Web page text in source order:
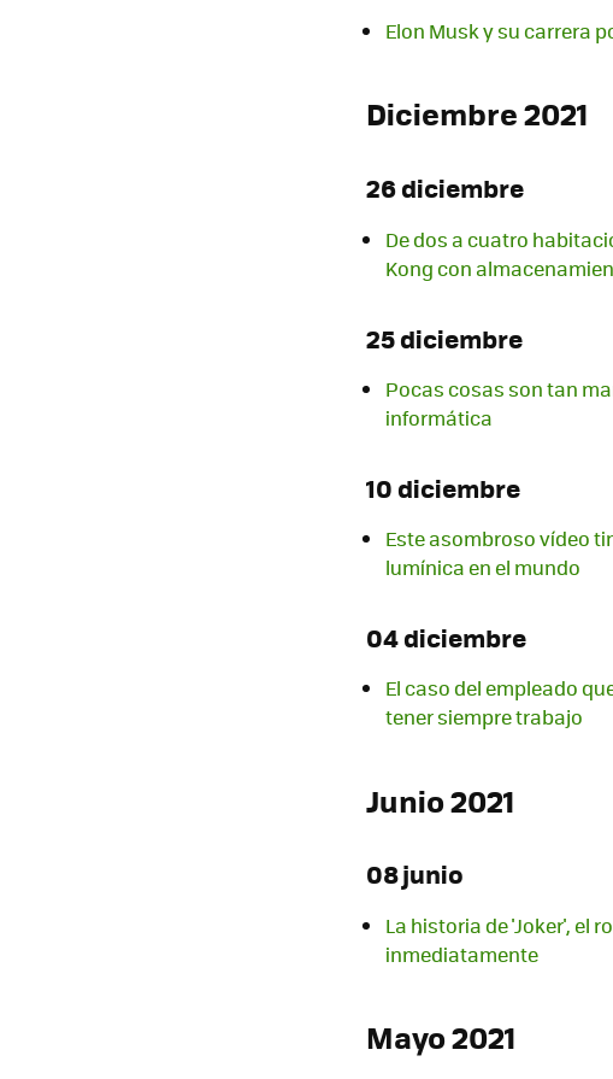
Elon Musk y su carrera
Diciembre 2021
26 diciembre
De dos a cuatro
Kong con
25 diciembre
Pocas cosas son tan
informática
10 diciembre
Este asombroso vídeo
lumínica en el mundo
04 diciembre
El caso del empleado
tener siempre trabajo
Junio 2021
08 junio
La historia de 'Joker', el
inmediatamente
Mayo 2021